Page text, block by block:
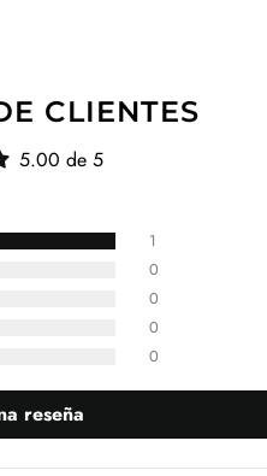
CLIENTES
5.00 de 5
1
0
0
0
0
reseña